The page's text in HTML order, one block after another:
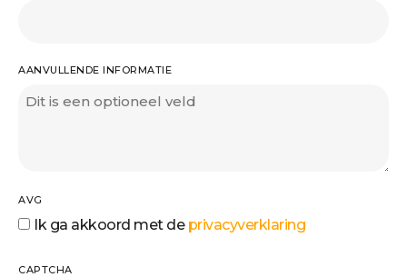
AANVULLENDE INFORMATIE
AVG
Ik ga akkoord met de privacyverklaring
CAPTCHA